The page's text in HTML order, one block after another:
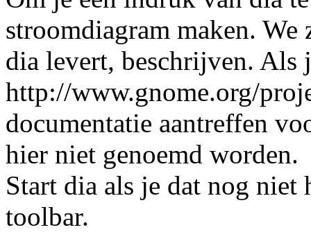
stroomdiagram maken.
dia levert, beschrijven. Als
http://www.gnome.org/
documentatie aantreffen
hier niet genoemd worden.
Start dia als je dat nog niet
toolbar.